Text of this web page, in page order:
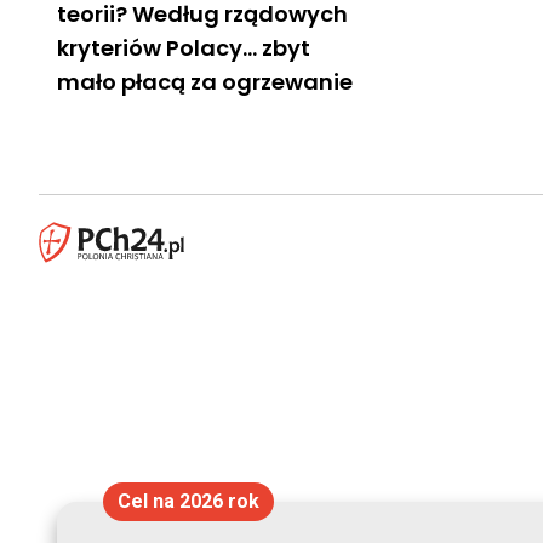
teorii? Według rządowych
kryteriów Polacy… zbyt
mało płacą za ogrzewanie
Cel na 2026 rok